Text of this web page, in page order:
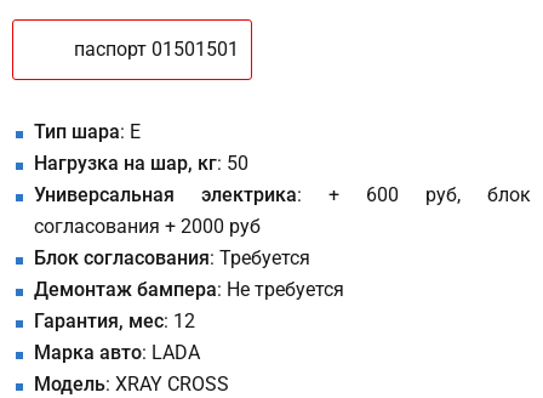
паспорт 01501501
Тип шара: E
Нагрузка на шар, кг: 50
Универсальная электрика: + 600 руб, блок
согласования + 2000 руб
Блок согласования: Требуется
Демонтаж бампера: Не требуется
Гарантия, мес: 12
Марка авто: LADA
Модель: XRAY CROSS